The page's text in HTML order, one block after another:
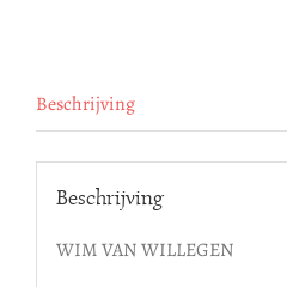
Beschrijving
Beschrijving
WIM VAN WILLEGEN